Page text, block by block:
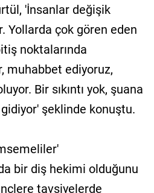
'İnsanlar değişik
Yollarda çok gören eden
noktalarında
muhabbet ediyoruz,
Bir sıkıntı yok, şuana
şeklinde konuştu.
bir diş hekimi olduğunu
tavsiyelerde